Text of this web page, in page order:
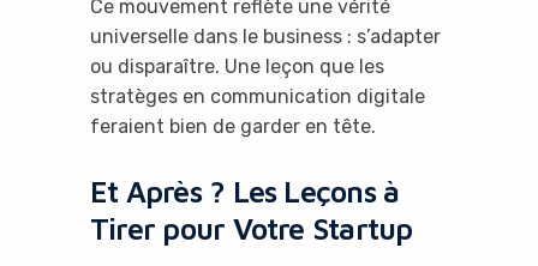
Ce mouvement reflète une vérité
universelle dans le business : s’adapter
ou disparaître. Une leçon que les
stratèges en communication digitale
feraient bien de garder en tête.
Et Après ? Les Leçons à
Tirer pour Votre Startup